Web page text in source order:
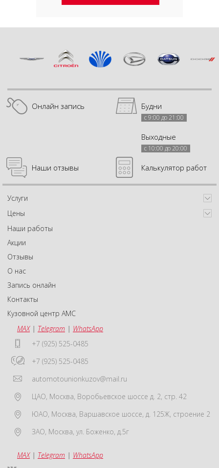
Онлайн запись Будни
с 9:00 до 21:00
Выходные
с 10:00 до 20:00
Наши отзывы Калькулятор работ
Услуги
Цены
Наши работы
Акции
Отзывы
О нас
Запись онлайн
Контакты
Кузовной центр АМС
MAX| Telegram | WhatsApp
+7 (925) 525-0485
+7 (925) 525-0485
automotounionkuzov@mail.ru
ЦАО, Москва, Воробьевское шоссе д. 2, стр. 42
ЮАО, Москва, Варшавское шоссе, д. 125Ж, строение 2
ЗАО, Москва, ул. Боженко, д.5г
MAX| Telegram | WhatsApp